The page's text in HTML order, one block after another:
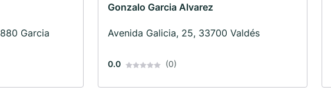
Garcia
Gonzalo Garcia Alvarez
Avenida Galicia, 25, 33700 Valdés
0.0 (0)